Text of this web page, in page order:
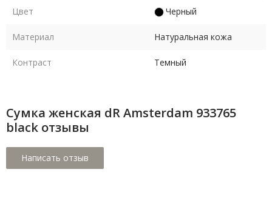
Цвет Черный
Материал Натуральная кожа
Контраст Темный
Сумка женская dR Amsterdam 933765
black отзывы